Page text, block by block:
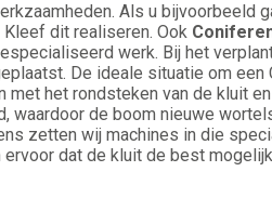
Als u bijvoorbeeld
dit realiseren. Ook
werk. Bij het
De ideale situatie om een
het rondsteken van de kluit
waardoor de boom nieuwe
zetten wij machines in die
dat de kluit de best